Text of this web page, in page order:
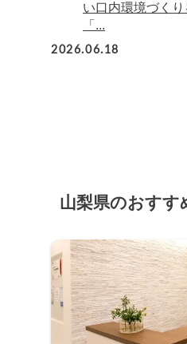
い口内環境づく
「...
2026.06.18
山梨県のおすす